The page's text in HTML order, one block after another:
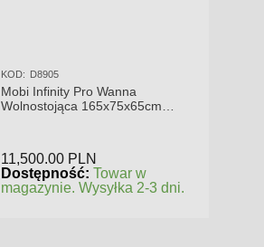
KOD: D8905
Mobi Infinity Pro Wanna
Wolnostojąca 165x75x65cm
11,500.00 PLN
Dostępność: Towar w
magazynie. Wysyłka 2-3 dni.